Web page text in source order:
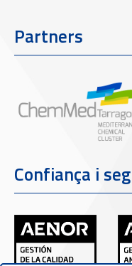
Partners
Confiança i